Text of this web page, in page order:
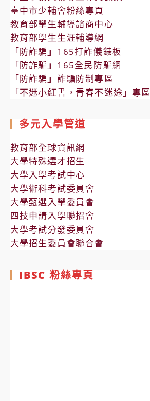
臺中市少輔會粉絲專頁
教育部學生輔導諮商中心
教育部學生生涯輔導網
「防詐騙」165打詐儀錶板
「防詐騙」165全民防騙網
「防詐騙」詐騙防制專區
「不迷小紅書，青春不迷途」專區
多元入學管道
教育部全球資訊網
大學特殊選才招生
大學入學考試中心
大學術科考試委員會
大學甄選入學委員會
四技申請入學聯招會
大學考試分發委員會
大學招生委員會聯合會
IBSC 粉絲專頁